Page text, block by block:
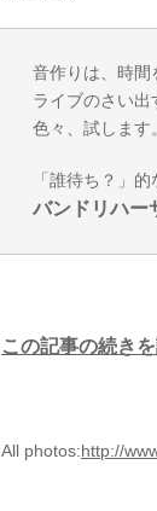
音作りは、時間
ライブのさい出
色々、試します。
「誰待ち？」的
バンドリハー
この記事の続き
All photos:http://